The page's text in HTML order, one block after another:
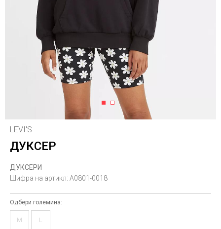
1 2
LEVI'S
ДУКСЕР
ДУКСЕРИ
Шифра на артикл: A0801-0018
Одбери големина:
M L